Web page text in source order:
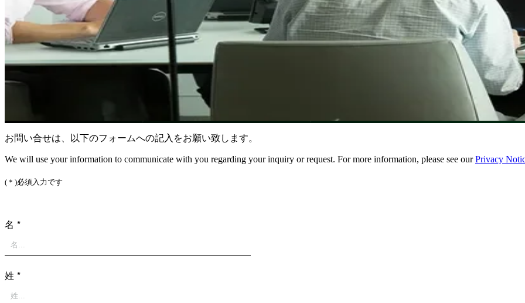
お問い合せは、以下のフォームへの記入をお願い致します。
We will use your information to communicate with you regarding your inquiry or request. For more information, please see ourPrivacy
(＊)必須入力です